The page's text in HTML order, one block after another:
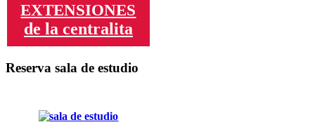
EXTENSIONES
de la centralita
Reserva sala de estudio